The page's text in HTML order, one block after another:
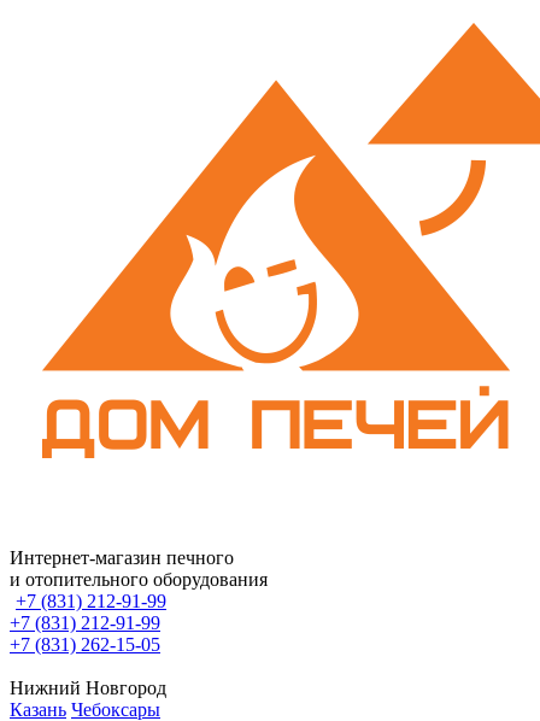
Интернет-магазин печного
и отопительного оборудования
+7 (831) 212-91-99
+7 (831) 212-91-99
+7 (831) 262-15-05
Нижний Новгород
Казань Чебоксары